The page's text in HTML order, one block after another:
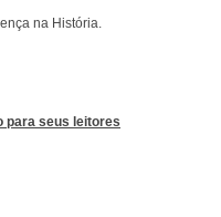
na História.
para seus leitores